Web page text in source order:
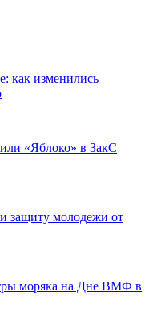
как изменились
«Яблоко» в ЗакС
защиту молодежи от
моряка на Дне ВМФ в